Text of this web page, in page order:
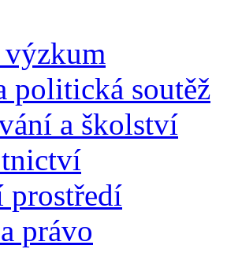
výzkum
politická soutěž
a školství
právo